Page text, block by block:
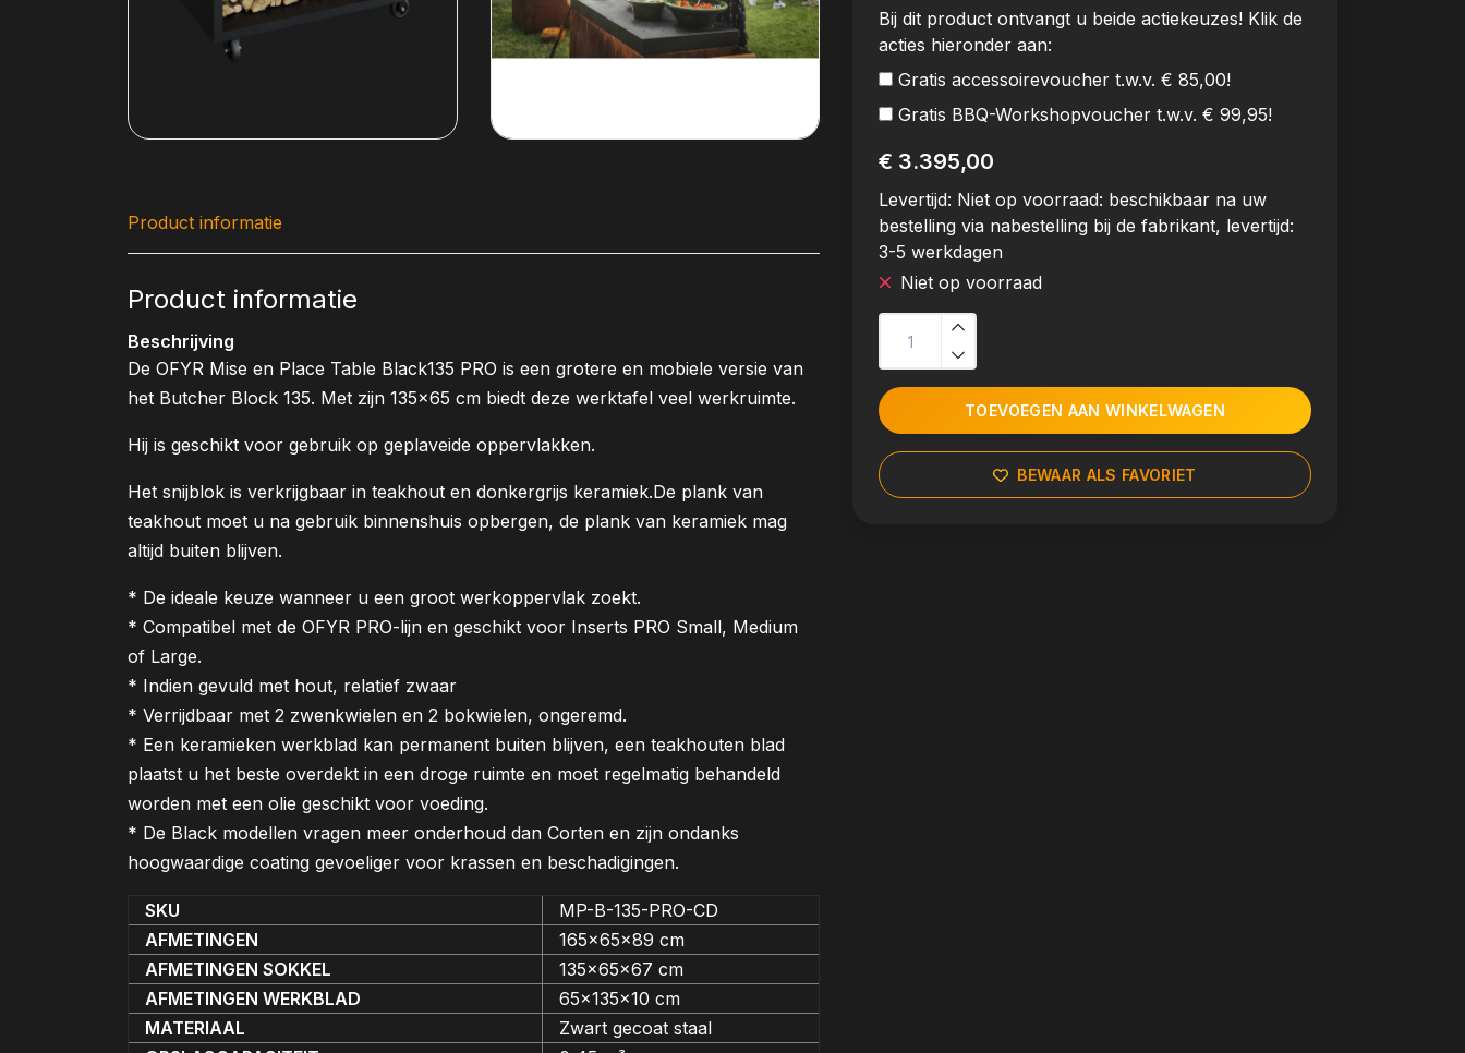
Bij dit product ontvangt u beide actiekeuzes! Klik de
acties hieronder aan:
Gratis accessoirevoucher t.w.v. € 85,00!
Gratis BBQ-Workshopvoucher t.w.v. € 99,95!
€ 3.395,00
Levertijd: Niet op voorraad: beschikbaar na uw
bestelling via nabestelling bij de fabrikant, levertijd:
3-5 werkdagen
Niet op voorraad
TOEVOEGEN AAN WINKELWAGEN
BEWAAR ALS FAVORIET
Product informatie
Product informatie
Beschrijving
De OFYR Mise en Place Table Black135 PRO is een grotere en mobiele versie van
het Butcher Block 135. Met zijn 135x65 cm biedt deze werktafel veel werkruimte.
Hij is geschikt voor gebruik op geplaveide oppervlakken.
Het snijblok is verkrijgbaar in teakhout en donkergrijs keramiek.De plank van
teakhout moet u na gebruik binnenshuis opbergen, de plank van keramiek mag
altijd buiten blijven.
* De ideale keuze wanneer u een groot werkoppervlak zoekt.
* Compatibel met de OFYR PRO-lijn en geschikt voor Inserts PRO Small, Medium
of Large.
* Indien gevuld met hout, relatief zwaar
* Verrijdbaar met 2 zwenkwielen en 2 bokwielen, ongeremd.
* Een keramieken werkblad kan permanent buiten blijven, een teakhouten blad
plaatst u het beste overdekt in een droge ruimte en moet regelmatig behandeld
worden met een olie geschikt voor voeding.
* De Black modellen vragen meer onderhoud dan Corten en zijn ondanks
hoogwaardige coating gevoeliger voor krassen en beschadigingen.
SKU
MP-B-135-PRO-CD
AFMETINGEN
165x65x89 cm
AFMETINGEN SOKKEL
135x65x67 cm
AFMETINGEN WERKBLAD
65x135x10 cm
MATERIAAL
Zwart gecoat staal